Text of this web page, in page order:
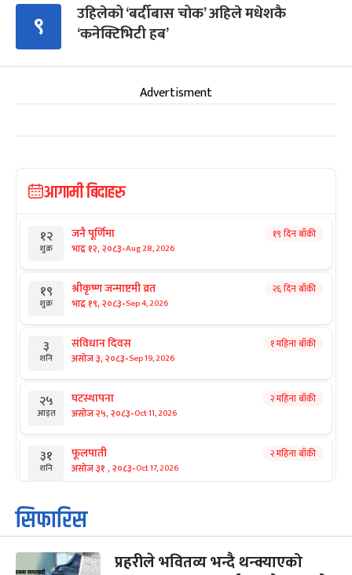
९
उहिलेको ‘बर्दीबास चोक’ अहिले मधेशकै
‘कनेक्टिभिटी हब’
Advertisment
आगामी बिदाहरु
१२
शुक्र
जनै पूर्णिमा
भाद्र १२, २०८३-Aug 28, 2026
१९ दिन बाँकी
१९
शुक्र
श्रीकृष्ण जन्माष्टमी व्रत
भाद्र १९, २०८३-Sep 4, 2026
२६ दिन बाँकी
३
शनि
संविधान दिवस
असोज ३, २०८३-Sep 19, 2026
१ महिना बाँकी
२५
आइत
घटस्थापना
असोज २५, २०८३-Oct 11, 2026
२ महिना बाँकी
३१
शनि
फूलपाती
असोज ३१ , २०८३-Oct 17, 2026
२ महिना बाँकी
१
आइत
कार्तिक सङ्क्रान्ति
कार्तिक १, २०८३
३ महानवमी २ महिना बाँकी
सिफारिस
प्रहरीले भवितव्य भन्दै थन्क्याएको